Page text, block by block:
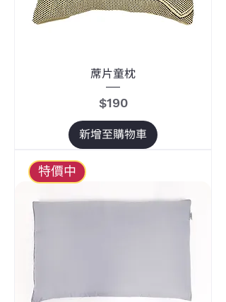
蓆片童枕
價格
$190
新增至購物車
特價中